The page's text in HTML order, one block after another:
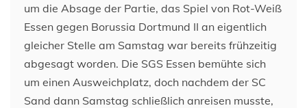
um die Absage der Partie, das Spiel von Rot-Weiß
Essen gegen Borussia Dortmund II an eigentlich
gleicher Stelle am Samstag war bereits frühzeitig
abgesagt worden. Die SGS Essen bemühte sich
um einen Ausweichplatz, doch nachdem der SC
Sand dann Samstag schließlich anreisen musste,